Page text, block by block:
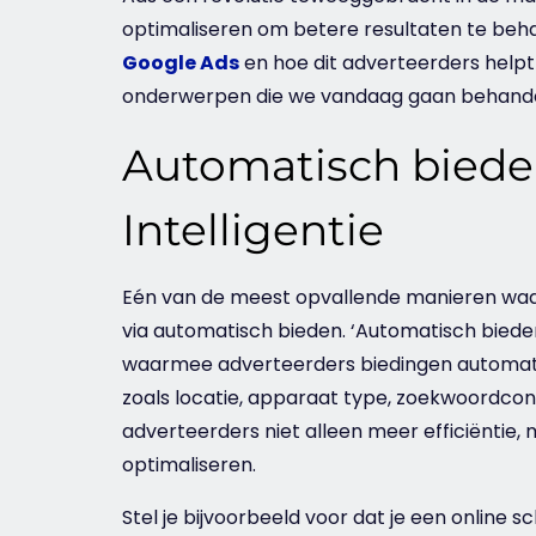
optimaliseren om betere resultaten te
Google Adsen hoe dit adverteerders
onderwerpen die we vandaag gaan
Automatisch
Intelligentie
Eén van de meest opvallende manieren
via automatisch bieden. ‘Automatisch
waarmee adverteerders biedingen
zoals locatie, apparaat type,
adverteerders niet alleen meer efficiëntie,
optimaliseren.
Stel je bijvoorbeeld voor dat je een online